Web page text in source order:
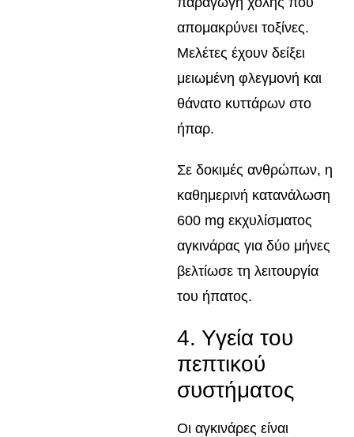
απομακρύνει τοξίνες.
Μελέτες έχουν δείξει
μειωμένη φλεγμονή και
θάνατο κυττάρων στο
ήπαρ.
Σε δοκιμές ανθρώπων, η
καθημερινή κατανάλωση
600 mg εκχυλίσματος
αγκινάρας για δύο μήνες
βελτίωσε τη λειτουργία
του ήπατος.
4. Υγεία του
πεπτικού
συστήματος
Οι αγκινάρες είναι